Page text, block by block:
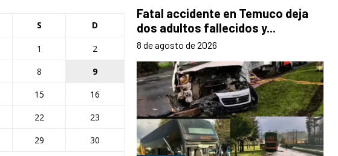
S D
1
2
8
9
15
16
22
23
29
30
Fatal accidente en Temuco deja
dos adultos fallecidos y...
8 de agosto de 2026